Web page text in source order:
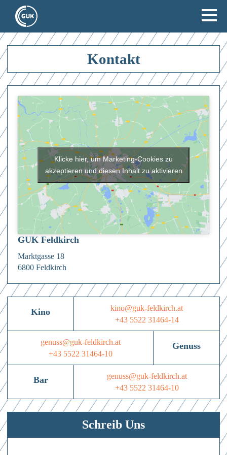
Kontakt
Klicke hier, um Marketing-Cookies zu
akzeptieren und diesen Inhalt zu aktivieren
GUK Feldkirch
Marktgasse 18
6800 Feldkirch
Kino
kino@guk-feldkirch.at
+43 5522 31464-14
Genuss
genuss@guk-feldkirch.at
+43 5522 31464-10
Bar
genuss@guk-feldkirch.at
+43 5522 31464-10
Schreib Uns